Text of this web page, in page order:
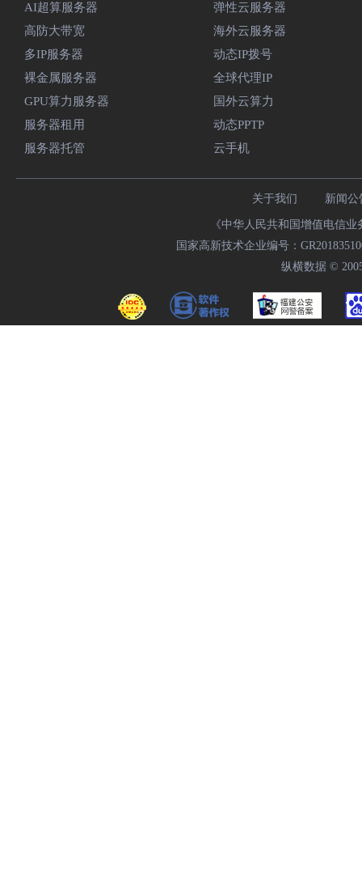
AI超算服务器
高防大带宽
多IP服务器
裸金属服务器
GPU算力服务器
服务器租用
服务器托管
弹性云服务器
海外云服务器
动态IP拨号
全球代理IP
国外云算力
动态PPTP
云手机
关于我们 新闻公
《中华人民共和国增值电信
国家高新技术企业编号：
纵横数据 ©